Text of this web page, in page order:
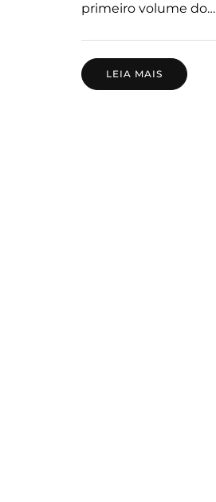
primeiro volume do…
LEIA MAIS